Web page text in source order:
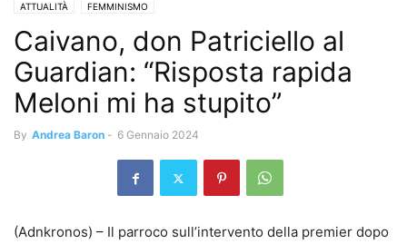
ATTUALITÀ FEMMINISMO
Caivano, don Patriciello al
Guardian: “Risposta rapida
Meloni mi ha stupito”
By Andrea Baron - 6 Gennaio 2024
(Adnkronos) – Il parroco sull’intervento della premier dopo